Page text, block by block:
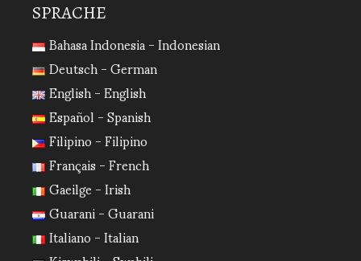
SPRACHE
Bahasa Indonesia - Indonesian
Deutsch - German
English - English
Español - Spanish
Filipino - Filipino
Français - French
Gaeilge - Irish
Guarani - Guarani
Italiano - Italian